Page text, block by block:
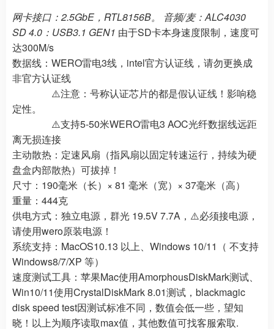
网卡接口：2.5GbE，RTL8156B。 音频/麦：ALC4030
SD 4.0：USB3.1 GEN1 由于SD卡本身速度限制，速度可
达300M/s
数据线：WERO雷电3线，intel官方认证线，请勿更换成
非官方认证线
⚠️注意：号称认证芯片的都是假认证线！影响稳
定性。
⚠️支持5-50米WERO雷电3 AOC光纤数据线远距
离无损连接
主动散热：定速风扇（指风扇以固定转速运行，持续为硬
盘盒内部散热）可拔掉！
尺寸：190毫米（长）× 81 毫米（宽）× 37毫米（高）
重量：444克
供电方式：独立电源，群光 19.5V 7.7A，⚠️必须接电源，
请使用wero原装电源！
系统支持：MacOS10.13 以上、Windows 10/11（ 不支持
Windows8/7/XP 等）
速度测试工具：苹果Mac使用AmorphousDiskMark测试、
Win10/11使用CrystalDiskMark 8.01测试，blackmagic
disk speed test因测试标准不同，数值会低一些，望知
晓！以上为顺序读取max值，其他数值可找客服索取.